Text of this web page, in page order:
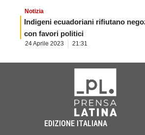
Notizia
Indigeni ecuadoriani rifiutano
con favori politici
24 Aprile 2023 21:31
EDIZIONE ITALIANA